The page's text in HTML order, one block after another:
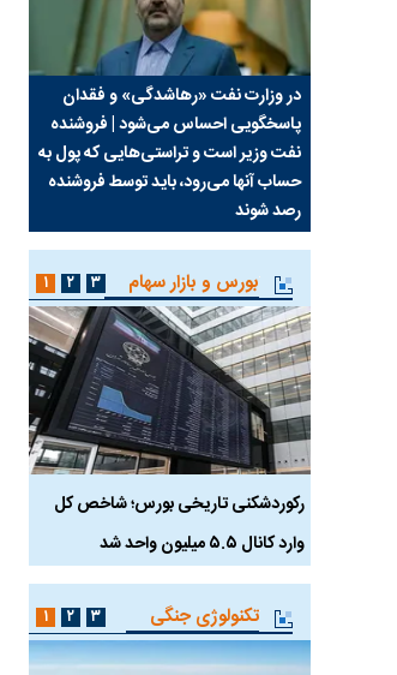
در وزارت نفت «رهاشدگی» و فقدان
پاسخگویی احساس می‌شود | فروشنده
نفت وزیر است و تراستی‌هایی که پول به
حساب آنها می‌رود، باید توسط فروشنده
رصد شوند
بورس و بازار سهام
رکوردشکنی تاریخی بورس؛ شاخص کل
وارد کانال ۵.۵ میلیون واحد شد
۱ ۲ ۳
تکنولوژی جنگی ۱ ۲ ۳